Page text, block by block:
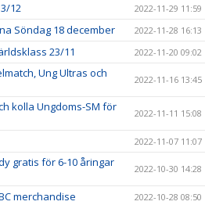
12 2022-11-29 11:59
Söndag 18 december 2022-11-28 16:13
23/11 2022-11-20 09:02
Ung Ultras och
2022-11-16 13:45
kolla Ungdoms-SM för
2022-11-11 15:08
2022-11-07 11:07
gratis för 6-10 åringar
2022-10-30 14:28
merchandise 2022-10-28 08:50